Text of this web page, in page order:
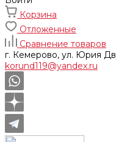
Корзина
Отложенные
Сравнение товаров
г. Кемерово, ул. Юрия
korund119@yandex.ru